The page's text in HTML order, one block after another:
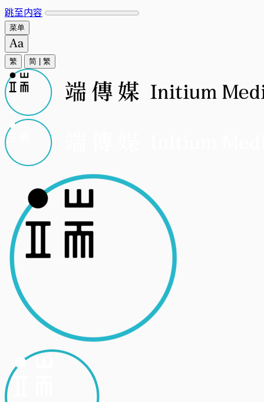
跳至内容
菜单
繁 简 繁